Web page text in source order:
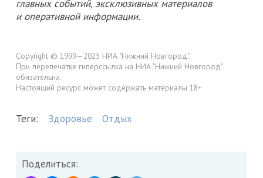
главных событий, эксклюзивных материалов
и оперативной информации.
Copyright © 1999—2025 НИА "Нижний Новгород".
При перепечатке гиперссылка на НИА "Нижний Новгород"
обязательна.
Настоящий ресурс может содержать материалы 18+
Теги: Здоровье Отдых
Поделиться: